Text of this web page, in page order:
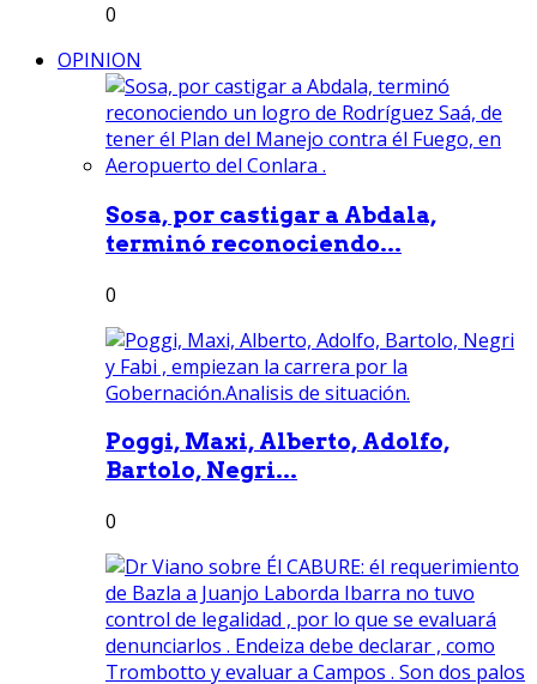
0
OPINION
Sosa, por castigar a Abdala,
terminó reconociendo...
0
Poggi, Maxi, Alberto, Adolfo,
Bartolo, Negri...
0